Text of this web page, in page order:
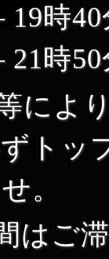
19時
21時
によ
トッ
。
はご